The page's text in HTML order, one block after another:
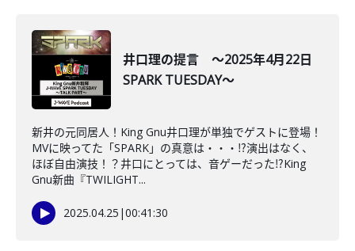
井口理の提言 ～2025年4月22日
SPARK TUESDAY～
新井の元同居人！King Gnu井口理が単独でゲストに登場！
MVに映ってた「SPARK」の真意は・・・⁉演出はなく、
ほぼ自由演技！？井口にとっては、音ゲーだった⁉King
Gnu新曲『TWILIGHT...
2025.04.25 |00:41:30